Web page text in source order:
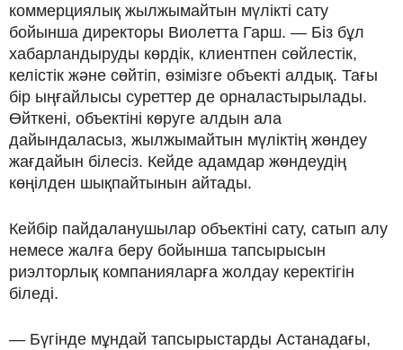
коммерциялық жылжымайтын мүлікті сату
бойынша директоры Виолетта Гарш. — Біз бұл
хабарландыруды көрдік, клиентпен сөйлестік,
келістік және сөйтіп, өзімізге объекті алдық. Тағы
бір ыңғайлысы суреттер де орналастырылады.
Өйткені, объектіні көруге алдын ала
дайындаласыз, жылжымайтын мүліктің жөндеу
жағдайын білесіз. Кейде адамдар жөндеудің
көңілден шықпайтынын айтады.
Кейбір пайдаланушылар объектіні сату, сатып алу
немесе жалға беру бойынша тапсырысын
риэлторлық компанияларға жолдау керектігін
біледі.
— Бүгінде мұндай тапсырыстарды Астанадағы,